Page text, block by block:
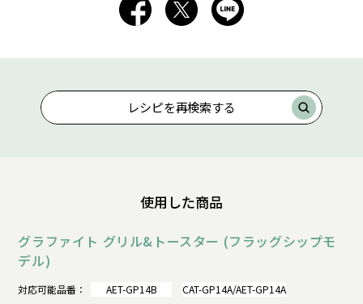
レシピを再検索する
使用した商品
グラファイト グリル&トースター (フラッグシップモ
デル)
対応可能品番： AET-GP14B CAT-GP14A/AET-GP14A